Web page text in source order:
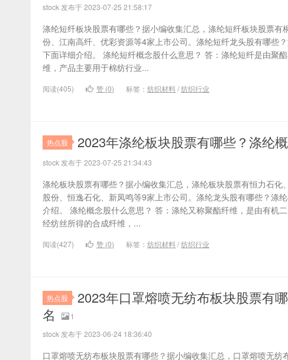
stock 发布于 2023-07-25 21:58:17
涤纶短纤板块股票有哪些？据小编收集汇总，涤纶短纤板块股票有
份、江南高纤、优彩资源等4家上市公司。涤纶短纤龙头股有哪些
下面详细介绍。 涤纶短纤概念股什么意思？ 答：涤纶短纤是由聚
维，产品主要用于棉纺行业...
阅读(405) 赞 (0) 标签： 纺织材料 /纺织行业
热点股 2023年涤纶板块股票有哪些？涤纶
stock 发布于 2023-07-25 21:34:43
涤纶板块股票有哪些？据小编收集汇总，涤纶板块股票有恒力石化
股份、恒逸石化、新凤鸣等9家上市公司。涤纶龙头股有哪些？涤
介绍。 涤纶概念股什么意思？ 答：涤纶又称聚酯纤维，是由有机
经纺丝所得的合成纤维，...
阅读(427) 赞 (0) 标签： 纺织材料 /纺织行业
热点股
2023年口罩熔喷无纺布板块股票有
名
1
stock 发布于 2023-06-24 18:36:40
口罩熔喷无纺布板块股票有哪些？据小编收集汇总，口罩熔喷无纺